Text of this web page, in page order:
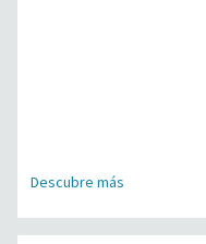
Descubre más